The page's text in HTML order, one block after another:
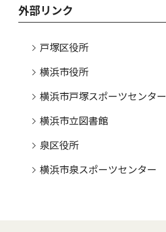
外部リンク
戸塚区役所
横浜市役所
横浜市戸塚スポーツセンター
横浜市立図書館
泉区役所
横浜市泉スポーツセンター